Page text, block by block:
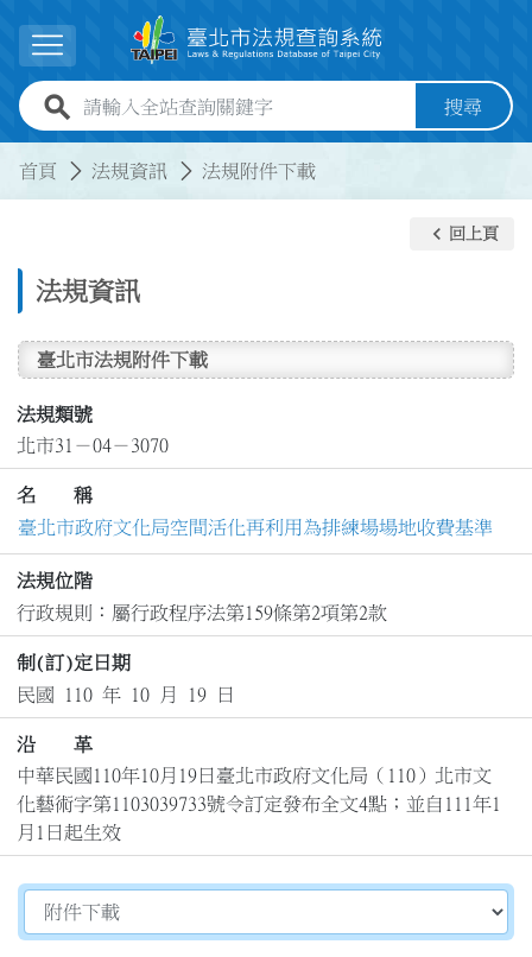
展開選單
全站查詢關鍵字欄位 搜尋
首頁 法規資訊 法規附件下載
法規資訊
keyboard_arrow_left 回上頁
臺北市法規附件下載
法規類號
北市31－04－3070
名 稱
臺北市政府文化局空間活化再利用為排練場場地收費基準
法規位階
行政規則：屬行政程序法第159條第2項第2款
制(訂)定日期
民國 110 年 10 月 19 日
沿 革
中華民國110年10月19日臺北市政府文化局（110）北市文
化藝術字第1103039733號令訂定發布全文4點；並自111年1
月1日起生效
切換選擇法規資訊內容